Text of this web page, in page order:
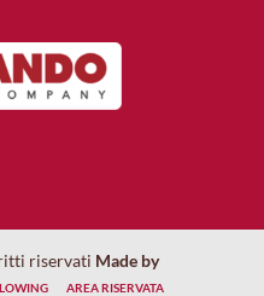
riservati Made by
AREA RISERVATA